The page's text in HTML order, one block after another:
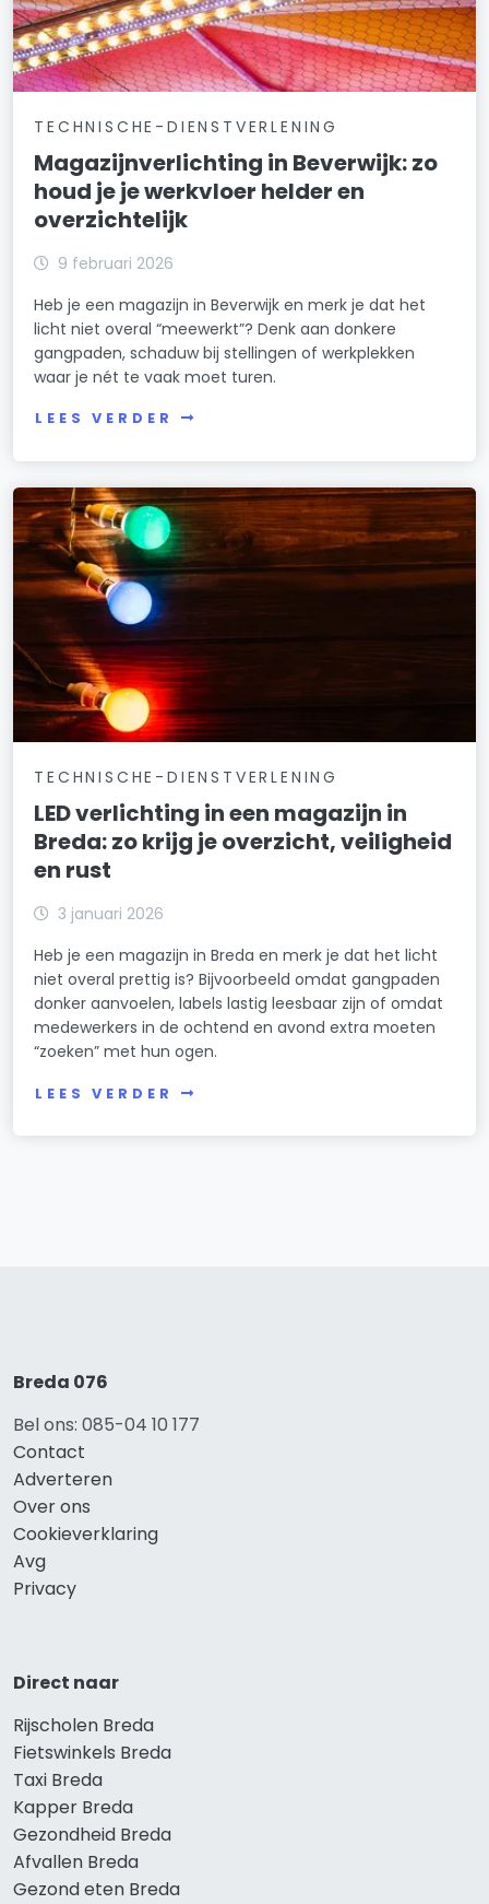
TECHNISCHE-DIENSTVERLENING
Magazijnverlichting in Beverwijk: zo
houd je je werkvloer helder en
overzichtelijk
9 februari 2026
Heb je een magazijn in Beverwijk en merk je dat het
licht niet overal “meewerkt”? Denk aan donkere
gangpaden, schaduw bij stellingen of werkplekken
waar je nét te vaak moet turen.
LEES VERDER
TECHNISCHE-DIENSTVERLENING
LED verlichting in een magazijn in
Breda: zo krijg je overzicht, veiligheid
en rust
3 januari 2026
Heb je een magazijn in Breda en merk je dat het licht
niet overal prettig is? Bijvoorbeeld omdat gangpaden
donker aanvoelen, labels lastig leesbaar zijn of omdat
medewerkers in de ochtend en avond extra moeten
“zoeken” met hun ogen.
LEES VERDER
Breda 076
Bel ons: 085-04 10 177
Contact
Adverteren
Over ons
Cookieverklaring
Avg
Privacy
Direct naar
Rijscholen Breda
Fietswinkels Breda
Taxi Breda
Kapper Breda
Gezondheid Breda
Afvallen Breda
Gezond eten Breda